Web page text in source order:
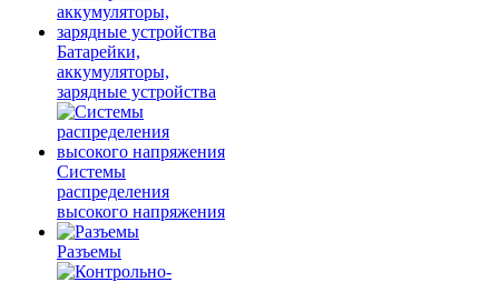
Батарейки,
аккумуляторы,
зарядные устройства
Системы
распределения
высокого напряжения
Разъемы